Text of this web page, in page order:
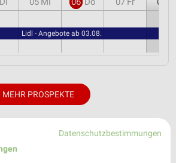
Lidl - Angebote ab 03.08.
MEHR PROSPEKTE
Datenschutzbestimmungen